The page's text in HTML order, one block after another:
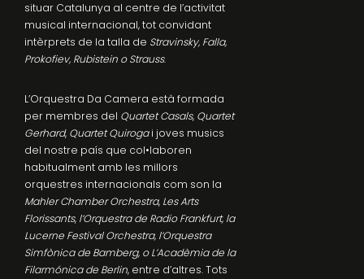
situar Catalunya al centre de l’activitat
musical internacional, tot convidant
intèrprets de la talla de Stravinsky, Falla,
Prokofiev, Rubistein o Strauss.
L’Orquestra Da Camera està formada
per membres del Quartet Casals, Quartet
Gerhard, Quartet Quirogai joves musics
del nostre país que col•laboren
habitualment amb les millors
orquestres internacionals com son la
Mahler Chamber Orchestra, Les Arts
Florissants, l’Orquestra de Radio Frankfurt, la
Lucerne Festival Orchestra, l’Orquestra
Simfònica de Bamberg, o L’Acadèmia de la
Filarmónica de Berlin, entre d’altres. Tots